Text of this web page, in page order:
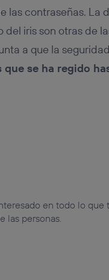
las contraseñas. La
iris son otras de
a que la
se ha regido
en todo lo que
las personas.